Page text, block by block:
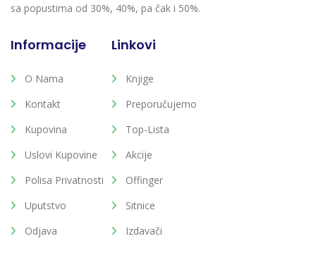
sa popustima od 30%, 40%, pa čak i 50%.
Informacije
O Nama
Kontakt
Kupovina
Uslovi Kupovine
Polisa Privatnosti
Uputstvo
Odjava
Linkovi
Knjige
Preporučujemo
Top-Lista
Akcije
Offinger
Sitnice
Izdavači